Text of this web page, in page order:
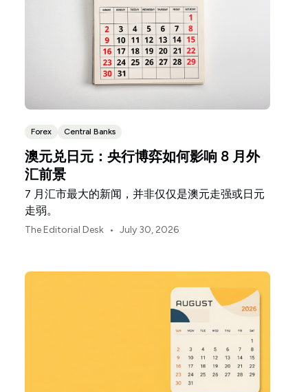
Forex Central Banks
澳元兑日元：央行博弈如何影响 8 月外
汇前景
7 月汇市最大的新闻，并非仅仅是澳元走强或日元
走弱。
The Editorial Desk • July 30, 2026